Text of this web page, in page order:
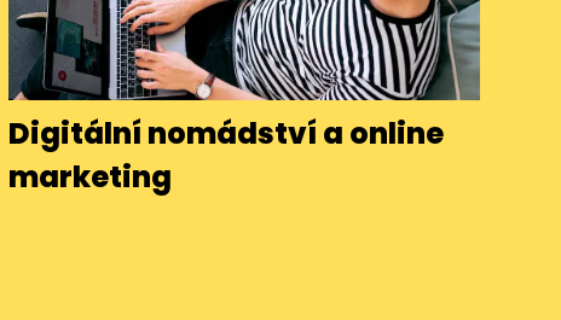
Digitální nomádství a online
marketing